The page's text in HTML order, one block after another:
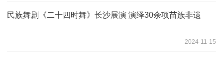
民族舞剧《二十四时舞》长沙展演 演绎30余项苗族非遗
2024-11-15